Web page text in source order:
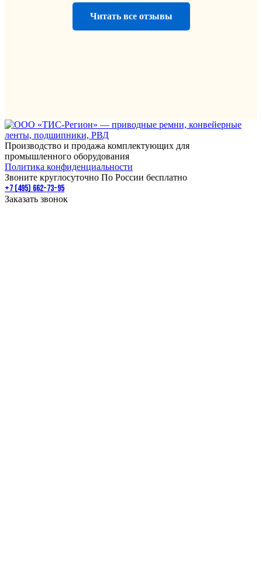
Читать все отзывы
Производство и продажа комплектующих для
промышленного оборудования
Политика конфиденциальности
Звоните круглосуточно По России бесплатно
+7 (495) 662-73-95
Заказать звонок